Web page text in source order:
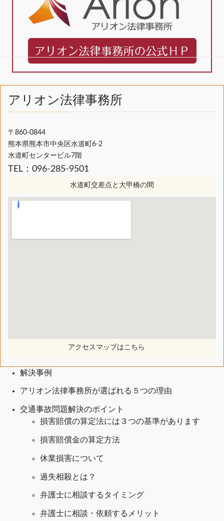
アリオン法律事務所
〒860-0844
熊本県熊本市中央区水道町6-2
水道町センタービル7階
TEL：096-285-9501
水道町交差点と大甲橋の間
アクセスマップはこちら
解決事例
アリオン法律事務所が選ばれる５つの理由
交通事故問題解決のポイント
損害賠償の算定法には３つの基準があります
損害賠償金の算定方法
休業損害について
過失相殺とは？
弁護士に相談するタイミング
弁護士に相談・依頼するメリット